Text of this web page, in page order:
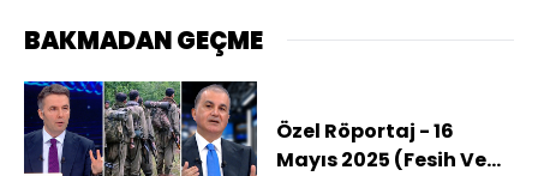
BAKMADAN GEÇME
Özel Röportaj - 16
Mayıs 2025 (Fesih Ve